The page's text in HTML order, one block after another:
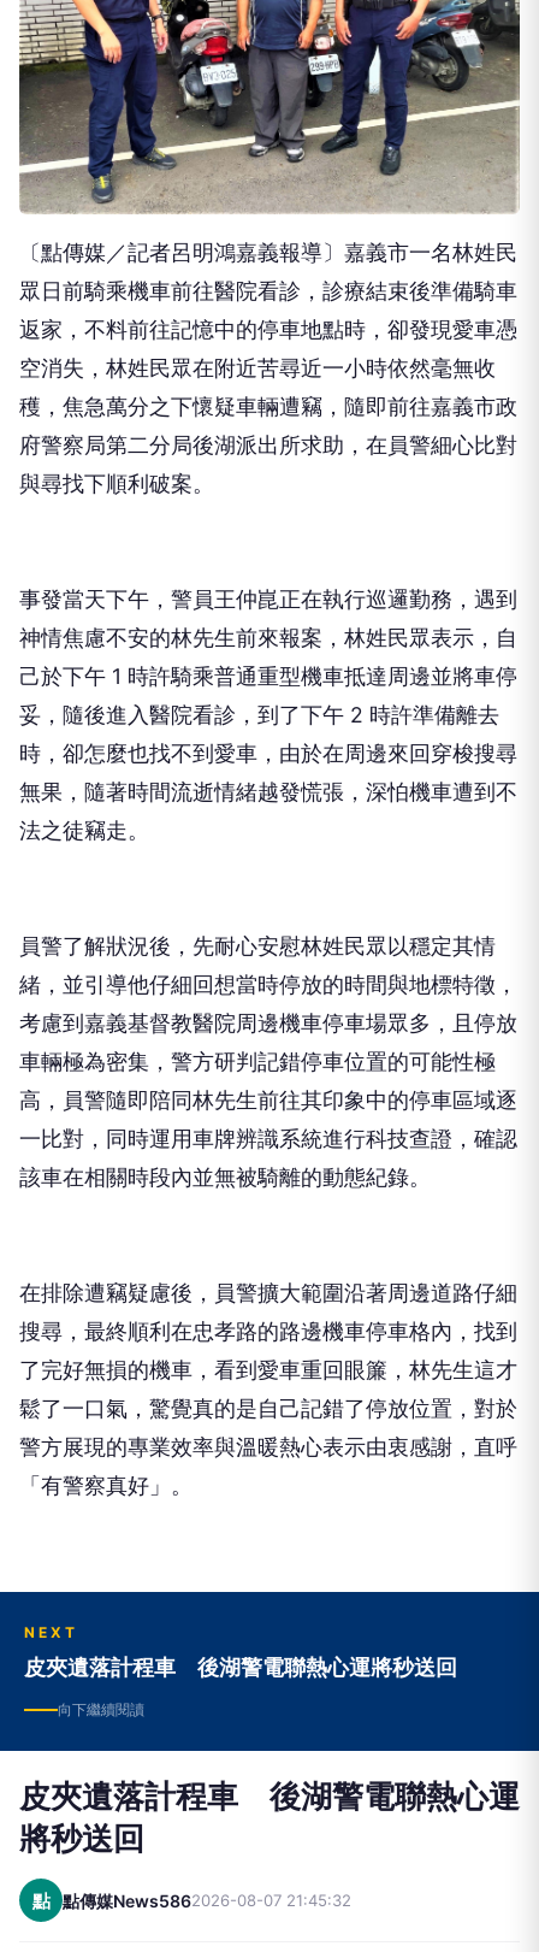
〔點傳媒／記者呂明鴻嘉義報導〕嘉義市一名林姓民
眾日前騎乘機車前往醫院看診，診療結束後準備騎車
返家，不料前往記憶中的停車地點時，卻發現愛車憑
空消失，林姓民眾在附近苦尋近一小時依然毫無收
穫，焦急萬分之下懷疑車輛遭竊，隨即前往嘉義市政
府警察局第二分局後湖派出所求助，在員警細心比對
與尋找下順利破案。
事發當天下午，警員王仲崑正在執行巡邏勤務，遇到
神情焦慮不安的林先生前來報案，林姓民眾表示，自
己於下午 1 時許騎乘普通重型機車抵達周邊並將車停
妥，隨後進入醫院看診，到了下午 2 時許準備離去
時，卻怎麼也找不到愛車，由於在周邊來回穿梭搜尋
無果，隨著時間流逝情緒越發慌張，深怕機車遭到不
法之徒竊走。
員警了解狀況後，先耐心安慰林姓民眾以穩定其情
緒，並引導他仔細回想當時停放的時間與地標特徵，
考慮到嘉義基督教醫院周邊機車停車場眾多，且停放
車輛極為密集，警方研判記錯停車位置的可能性極
高，員警隨即陪同林先生前往其印象中的停車區域逐
一比對，同時運用車牌辨識系統進行科技查證，確認
該車在相關時段內並無被騎離的動態紀錄。
在排除遭竊疑慮後，員警擴大範圍沿著周邊道路仔細
搜尋，最終順利在忠孝路的路邊機車停車格內，找到
了完好無損的機車，看到愛車重回眼簾，林先生這才
鬆了一口氣，驚覺真的是自己記錯了停放位置，對於
警方展現的專業效率與溫暖熱心表示由衷感謝，直呼
「有警察真好」。
NEXT
皮夾遺落計程車 後湖警電聯熱心運將秒送回
向下繼續閱讀
皮夾遺落計程車 後湖警電聯熱心運
將秒送回
點 點傳媒News5862026-08-07 21:45:32